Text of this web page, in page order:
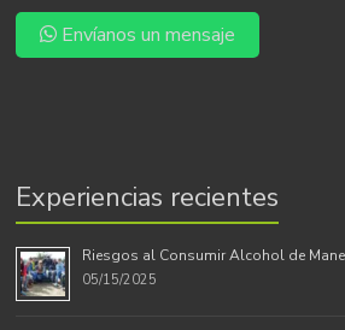
Envíanos un mensaje
Experiencias recientes
Riesgos al Consumir Alcohol de
05/15/2025